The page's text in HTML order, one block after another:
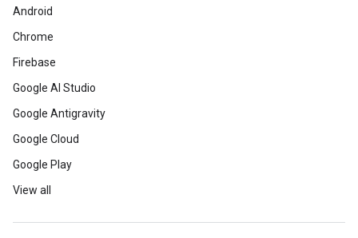
Android
Chrome
Firebase
Google AI Studio
Google Antigravity
Google Cloud
Google Play
View all